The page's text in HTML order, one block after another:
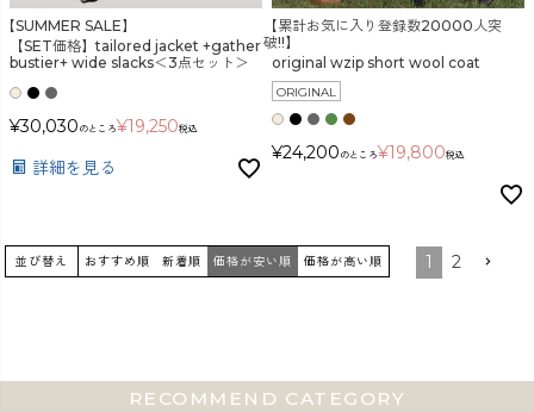
【SUMMER SALE】
【SET価格】tailored jacket +gather
bustier+ wide slacks＜3点セット＞
¥30,030 のところ¥19,250税込
詳細を見る
【累計お気に入り登録数20000人突
破!!】
original wzip short wool coat
ORIGINAL
¥24,200 のところ¥19,800税込
並び替え おすすめ順 新着順 価格が安い順 価格が高い順 1 2
RECOMMEND CATEGORY